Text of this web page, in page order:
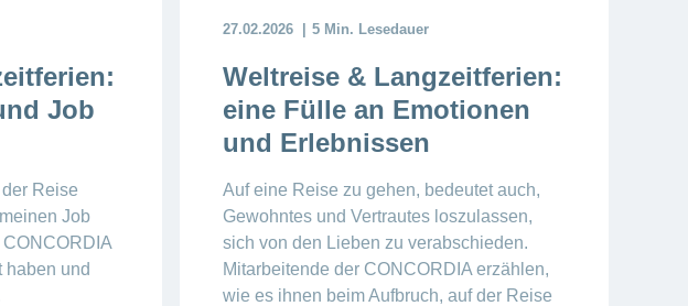
Job
Reise
Job
haben und
27.02.2026 5 Min. Lesedauer
Weltreise & Langzeitferien:
eine Fülle an Emotionen
und Erlebnissen
Auf eine Reise zu gehen, bedeutet auch,
Gewohntes und Vertrautes loszulassen,
sich von den Lieben zu verabschieden.
Mitarbeitende der CONCORDIA erzählen,
wie es ihnen beim Aufbruch, auf der Reise